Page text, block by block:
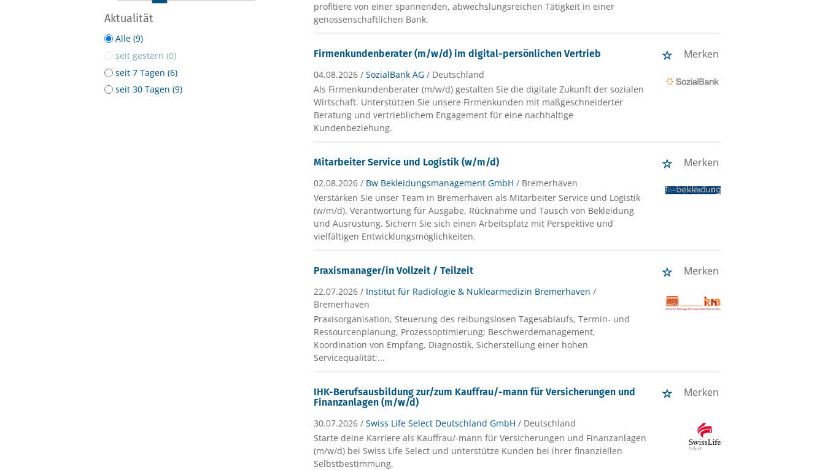
Aktualität
Alle (9)
seit gestern (0)
seit 7 Tagen (6)
seit 30 Tagen (9)
profitiere von einer spannenden, abwechslungsreichen Tätigkeit in einer
genossenschaftlichen Bank.
Firmenkundenberater (m/w/d) im digital-persönlichen Vertrieb Merken
04.08.2026 /SozialBank AG / Deutschland
Als Firmenkundenberater (m/w/d) gestalten Sie die digitale Zukunft der sozialen
Wirtschaft. Unterstützen Sie unsere Firmenkunden mit maßgeschneiderter
Beratung und vertrieblichem Engagement für eine nachhaltige
Kundenbeziehung.
Mitarbeiter Service und Logistik (w/m/d) Merken
02.08.2026 / Bw Bekleidungsmanagement GmbH / Bremerhaven
Verstärken Sie unser Team in Bremerhaven als Mitarbeiter Service und Logistik
(w/m/d). Verantwortung für Ausgabe, Rücknahme und Tausch von Bekleidung
und Ausrüstung. Sichern Sie sich einen Arbeitsplatz mit Perspektive und
vielfältigen Entwicklungsmöglichkeiten.
Praxismanager/in Vollzeit / Teilzeit Merken
22.07.2026 / Institut für Radiologie & Nuklearmedizin Bremerhaven /
Bremerhaven
Praxisorganisation, Steuerung des reibungslosen Tagesablaufs, Termin- und
Ressourcenplanung, Prozessoptimierung; Beschwerdemanagement,
Koordination von Empfang, Diagnostik, Sicherstellung einer hohen
Servicequalität;...
IHK-Berufsausbildung zur/zum Kauffrau/-mann für Versicherungen und
Finanzanlagen (m/w/d)
Merken
30.07.2026 /Swiss Life Select Deutschland GmbH / Deutschland
Starte deine Karriere als Kauffrau/-mann für Versicherungen und Finanzanlagen
(m/w/d) bei Swiss Life Select und unterstütze Kunden bei ihrer finanziellen
Selbstbestimmung.